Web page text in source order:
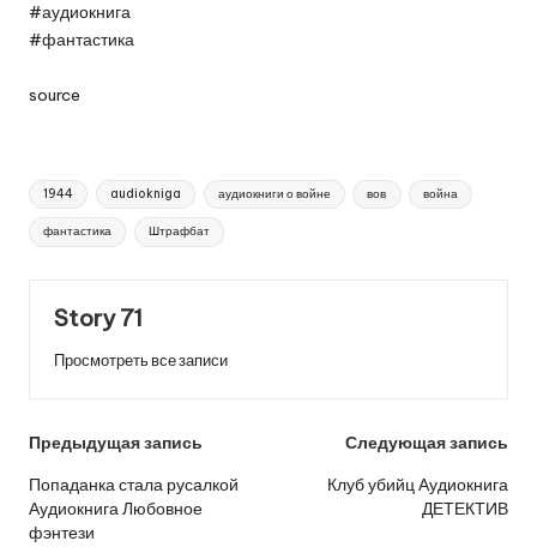
#аудиокнига
#фантастика
source
Метки:
1944 audiokniga аудиокниги о войне вов война
фантастика Штрафбат
Story 71
Просмотреть все записи
Навигация
по
записям
Предыдущая запись
Попаданка стала русалкой
Аудиокнига Любовное
фэнтези
Следующая запись
Клуб убийц Аудиокнига
ДЕТЕКТИВ